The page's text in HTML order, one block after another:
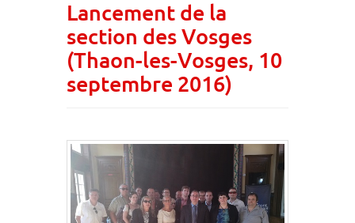
Lancement de la
section des Vosges
(Thaon-les-Vosges, 10
septembre 2016)